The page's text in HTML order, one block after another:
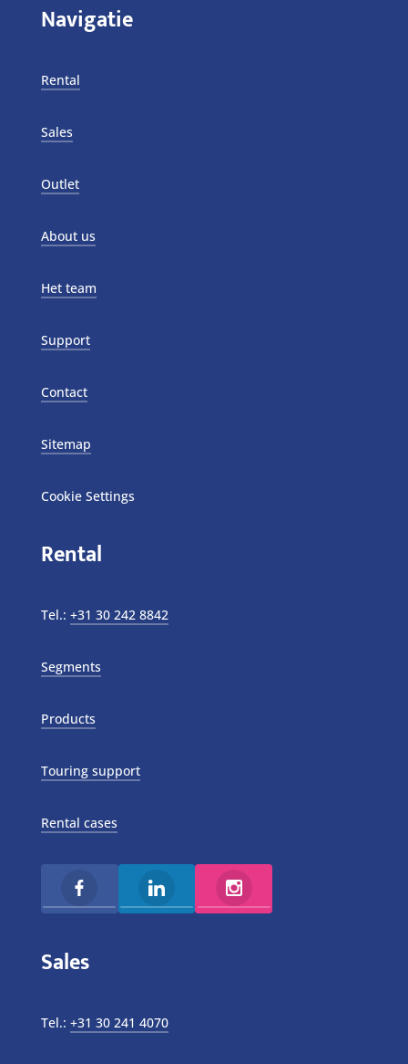
Navigatie
Rental
Sales
Outlet
About us
Het team
Support
Contact
Sitemap
Cookie Settings
Rental
Tel.: +31 30 242 8842
Segments
Products
Touring support
Rental cases
Sales
Tel.: +31 30 241 4070